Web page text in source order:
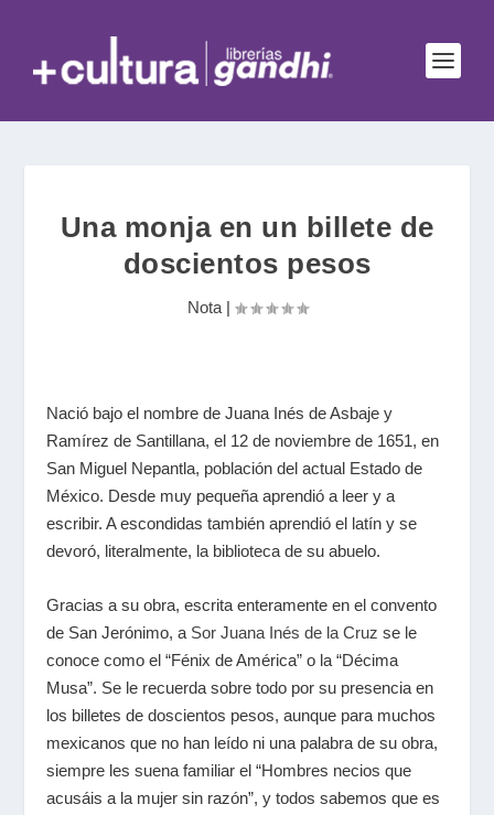
Una monja en un billete de
doscientos pesos
Nota|
Nació bajo el nombre de Juana Inés de Asbaje y
Ramírez de Santillana, el 12 de noviembre de 1651, en
San Miguel Nepantla, población del actual Estado de
México. Desde muy pequeña aprendió a leer y a
escribir. A escondidas también aprendió el latín y se
devoró, literalmente, la biblioteca de su abuelo.
Gracias a su obra, escrita enteramente en el convento
de San Jerónimo, a Sor Juana Inés de la Cruz se le
conoce como el “Fénix de América” o la “Décima
Musa”. Se le recuerda sobre todo por su presencia en
los billetes de doscientos pesos, aunque para muchos
mexicanos que no han leído ni una palabra de su obra,
siempre les suena familiar el “Hombres necios que
acusáis a la mujer sin razón”, y todos sabemos que es